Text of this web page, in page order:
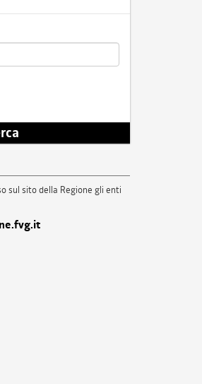
sul sito della Regione gli enti